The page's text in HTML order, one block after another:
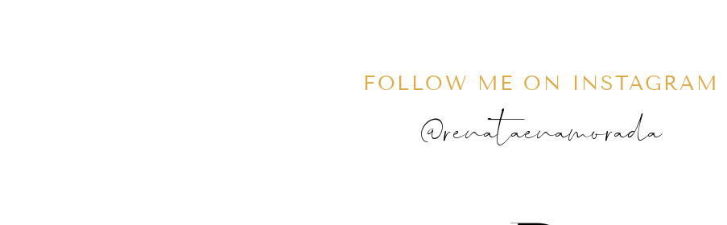
FOLLOW ME ON INSTAGRAM
@renataenamorada